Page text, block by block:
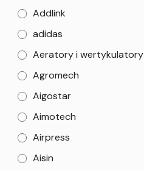
Addlink
adidas
Aeratory i wertykulatory
Agromech
Aigostar
Aimotech
Airpress
Aisin